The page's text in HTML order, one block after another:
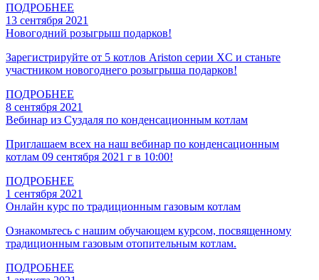
ПОДРОБНЕЕ
13 сентября 2021
Новогодний розыгрыш подарков!
Зарегистрируйте от 5 котлов Ariston серии XC и станьте
участником новогоднего розыгрыша подарков!
ПОДРОБНЕЕ
8 сентября 2021
Вебинар из Суздаля по конденсационным котлам
Приглашаем всех на наш вебинар по конденсационным
котлам 09 сентября 2021 г в 10:00!
ПОДРОБНЕЕ
1 сентября 2021
Онлайн курс по традиционным газовым котлам
Ознакомьтесь с нашим обучающем курсом, посвященному
традиционным газовым отопительным котлам.
ПОДРОБНЕЕ